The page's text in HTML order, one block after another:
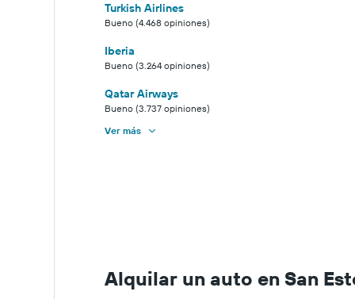
Turkish Airlines
Bueno (4.468 opiniones)
Iberia
Bueno (3.264 opiniones)
Qatar Airways
Bueno (3.737 opiniones)
Ver más
Alquilar un auto en San